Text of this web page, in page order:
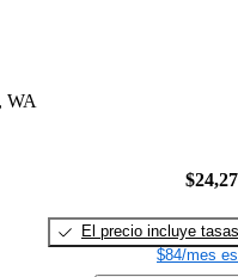
WA
El precio incluye tasas
$84/mes